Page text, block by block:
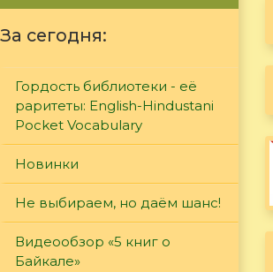
За сегодня:
Гордость библиотеки - её
раритеты: English-Hindustani
Pocket Vocabulary
Новинки
Не выбираем, но даём шанс!
Видеообзор «5 книг о
Байкале»